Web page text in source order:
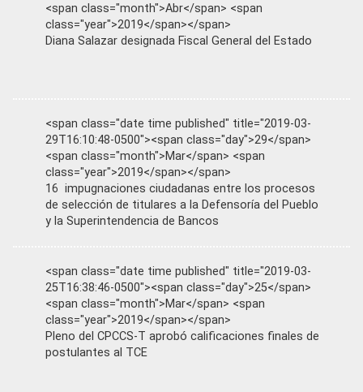
<span class="month">Abr</span> <span
class="year">2019</span></span>
Diana Salazar designada Fiscal General del Estado
<span class="date time published" title="2019-03-
29T16:10:48-0500"><span class="day">29</span>
<span class="month">Mar</span> <span
class="year">2019</span></span>
16 impugnaciones ciudadanas entre los procesos
de selección de titulares a la Defensoría del Pueblo
y la Superintendencia de Bancos
<span class="date time published" title="2019-03-
25T16:38:46-0500"><span class="day">25</span>
<span class="month">Mar</span> <span
class="year">2019</span></span>
Pleno del CPCCS-T aprobó calificaciones finales de
postulantes al TCE